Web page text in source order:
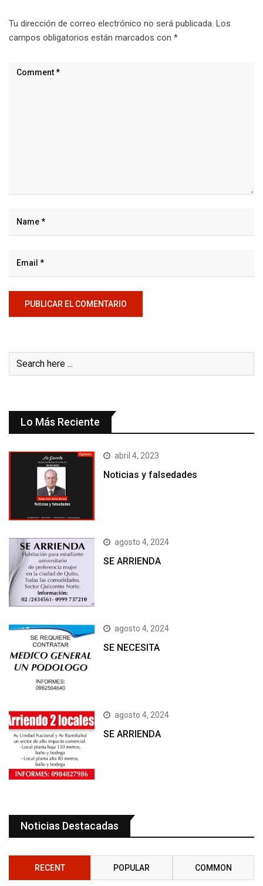
Tu dirección de correo electrónico no será publicada. Los
campos obligatorios están marcados con *
Lo Más Reciente
abril 4, 2023
Noticias y falsedades
agosto 4, 2024
SE ARRIENDA
agosto 4, 2024
SE NECESITA
agosto 4, 2024
SE ARRIENDA
Noticias Destacadas
RECENT POPULAR COMMON